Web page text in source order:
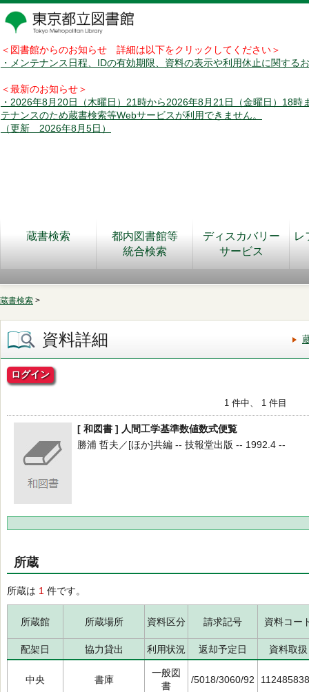
＜図書館からのお知らせ 詳細は以下をクリックしてください＞
・メンテナンス日程、IDの有効期限、資料の表示や利用休止に関する
＜最新のお知らせ＞
・2026年8月20日（木曜日）21時から2026年8月21日（金曜日）18時
テナンスのため蔵書検索等Webサービスが利用できません。
（更新 2026年8月5日）
蔵書検索
都内図書館等
統合検索
ディスカバリー
サービス
レ
蔵書検索 >
資料詳細
ログイン
1 件中、 1 件目
[ 和図書 ] 人間工学基準数値数式便覧
勝浦 哲夫／[ほか]共編 -- 技報堂出版 -- 1992.4 --
所蔵
所蔵は 1 件です。
所蔵館 所蔵場所 資料区分 請求記号 資料コー
配架日 協力貸出 利用状況 返却予定日 資料取扱
中央 書庫
一般図
書
/5018/3060/92